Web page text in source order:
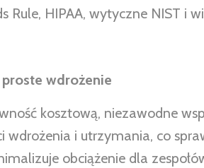
Rule, HIPAA, wytyczne NIST i
wdrożenie
kosztową, niezawodne
i utrzymania, co
obciążenie dla